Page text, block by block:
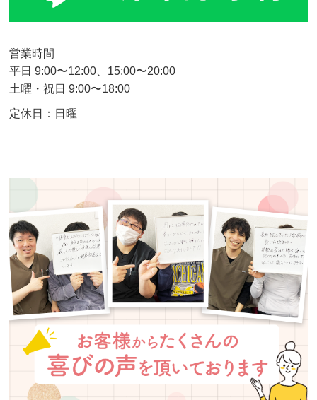
営業時間
平日 9:00〜12:00、15:00〜20:00
土曜・祝日 9:00〜18:00
定休日：日曜